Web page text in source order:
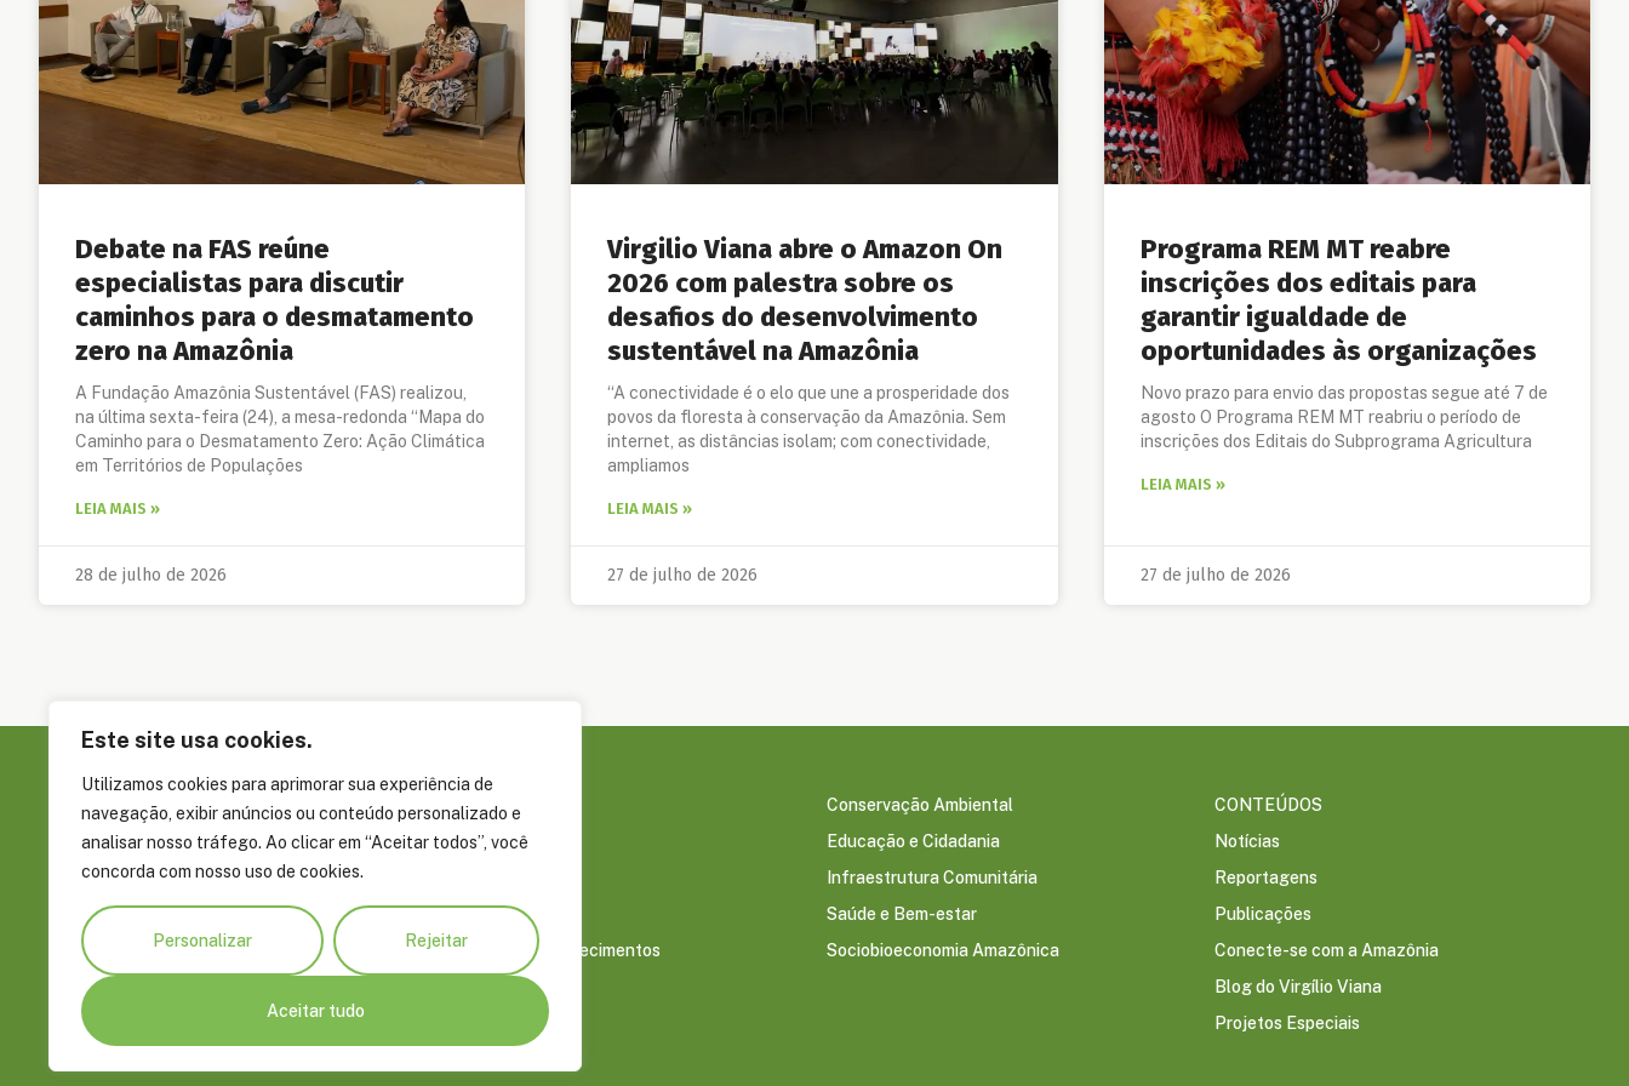
Este site usa cookies.
Utilizamos cookies para aprimorar sua experiência de
navegação, exibir anúncios ou conteúdo personalizado e
analisar nosso tráfego. Ao clicar em “Aceitar todos”, você
concorda com nosso uso de cookies.
Personalizar Rejeitar
Aceitar tudo
Debate na FAS reúne
especialistas para discutir
caminhos para o desmatamento
zero na Amazônia
A Fundação Amazônia Sustentável (FAS) realizou,
na última sexta-feira (24), a mesa-redonda “Mapa do
Caminho para o Desmatamento Zero: Ação Climática
em Territórios de Populações
LEIA MAIS »
28 de julho de 2026
Virgilio Viana abre o Amazon On
2026 com palestra sobre os
desafios do desenvolvimento
sustentável na Amazônia
“A conectividade é o elo que une a prosperidade dos
povos da floresta à conservação da Amazônia. Sem
internet, as distâncias isolam; com conectividade,
ampliamos
LEIA MAIS »
27 de julho de 2026
Programa REM MT reabre
inscrições dos editais para
garantir igualdade de
oportunidades às organizações
Novo prazo para envio das propostas segue até 7 de
agosto O Programa REM MT reabriu o período de
inscrições dos Editais do Subprograma Agricultura
LEIA MAIS »
27 de julho de 2026
Rua Álvaro Braga, 351, Parque Dez de
69055-660
+55 92 4009 8900
fas@fas-amazonia.org
Sobre a FAS
Governança
Parceiros
Prêmios e Reconhecimentos
Conservação Ambiental
Educação e Cidadania
Infraestrutura Comunitária
Saúde e Bem-estar
Sociobioeconomia Amazônica
CONTEÚDOS
Notícias
Reportagens
Publicações
Conecte-se com a Amazônia
Blog do Virgílio Viana
Projetos Especiais